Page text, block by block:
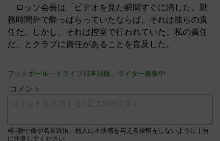
ロッソ会長は「ビデオを見た瞬間すぐに消した。勤
務時間外で酔っぱらっていたならば、それは彼らの責
任だ。しかし、それは控室で行われていた。私の責任
だ」とクラブに責任があることを言及した。
フットボール・トライブ日本語版、ライター募集中